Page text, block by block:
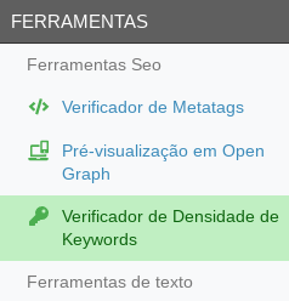
FERRAMENTAS
Ferramentas Seo
Verificador de Metatags
Pré-visualização em Open
Graph
Verificador de Densidade de
Keywords
Ferramentas de texto